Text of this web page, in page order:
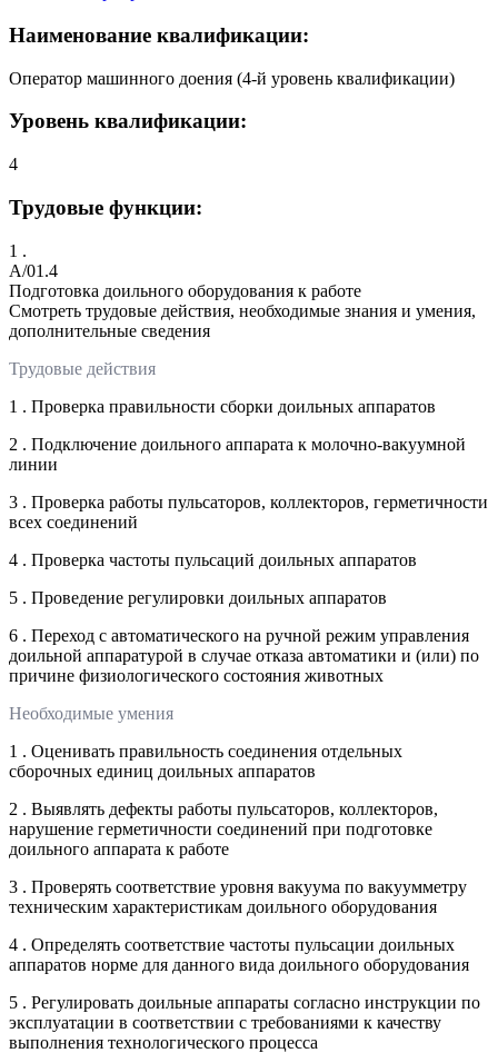
Наименование квалификации:
Оператор машинного доения (4-й уровень квалификации)
Уровень квалификации:
4
Трудовые функции:
1 .
A/01.4
Подготовка доильного оборудования к работе
Смотреть трудовые действия, необходимые знания и умения,
дополнительные сведения
Трудовые действия
1 . Проверка правильности сборки доильных аппаратов
2 . Подключение доильного аппарата к молочно-вакуумной
линии
3 . Проверка работы пульсаторов, коллекторов, герметичности
всех соединений
4 . Проверка частоты пульсаций доильных аппаратов
5 . Проведение регулировки доильных аппаратов
6 . Переход с автоматического на ручной режим управления
доильной аппаратурой в случае отказа автоматики и (или) по
причине физиологического состояния животных
Необходимые умения
1 . Оценивать правильность соединения отдельных
сборочных единиц доильных аппаратов
2 . Выявлять дефекты работы пульсаторов, коллекторов,
нарушение герметичности соединений при подготовке
доильного аппарата к работе
3 . Проверять соответствие уровня вакуума по вакуумметру
техническим характеристикам доильного оборудования
4 . Определять соответствие частоты пульсации доильных
аппаратов норме для данного вида доильного оборудования
5 . Регулировать доильные аппараты согласно инструкции по
эксплуатации в соответствии с требованиями к качеству
выполнения технологического процесса